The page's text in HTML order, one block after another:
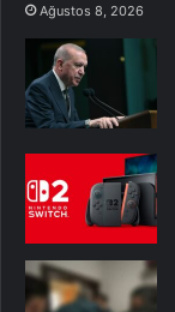
Ağustos 8, 2026